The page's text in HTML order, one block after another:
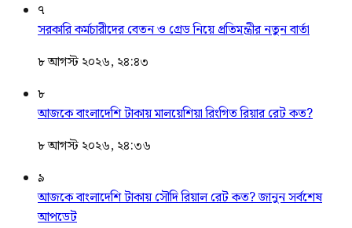
৭
সরকারি কর্মচারীদের বেতন ও গ্রেড নিয়ে প্রতিমন্ত্রীর নতুন বার্তা
৮ আগস্ট ২০২৬, ২৪:৪৩
৮
আজকে বাংলাদেশি টাকায় মালয়েশিয়া রিংগিত রিয়ার রেট কত?
৮ আগস্ট ২০২৬, ২৪:৩৬
৯
আজকে বাংলাদেশি টাকায় সৌদি রিয়াল রেট কত? জানুন সর্বশেষ
আপডেট